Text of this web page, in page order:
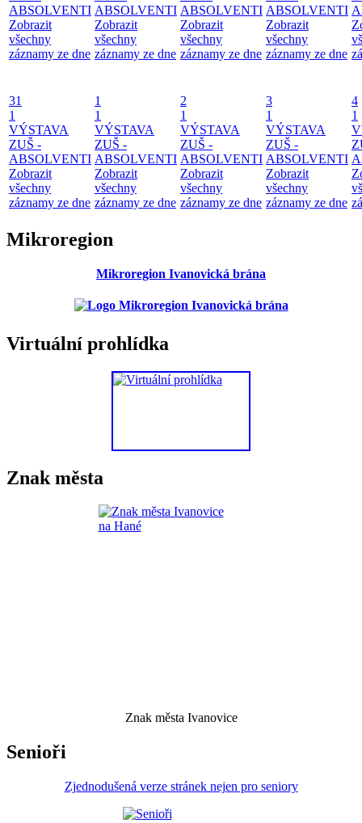
ABSOLVENTI
Zobrazit
všechny
záznamy ze dne
ABSOLVENTI
Zobrazit
všechny
záznamy ze dne
ABSOLVENTI
Zobrazit
všechny
záznamy ze dne
ABSOLVENTI
Zobrazit
všechny
záznamy ze dne
31
1
VÝSTAVA
ZUŠ -
ABSOLVENTI
Zobrazit
všechny
záznamy ze dne
1
1
VÝSTAVA
ZUŠ -
ABSOLVENTI
Zobrazit
všechny
záznamy ze dne
2
1
VÝSTAVA
ZUŠ -
ABSOLVENTI
Zobrazit
všechny
záznamy ze dne
3
1
VÝSTAVA
ZUŠ -
ABSOLVENTI
Zobrazit
všechny
záznamy ze dne
4
1
Mikroregion
Mikroregion Ivanovická brána
Virtuální prohlídka
Znak města
Znak města Ivanovice
Senioři
Zjednodušená verze stránek nejen pro seniory